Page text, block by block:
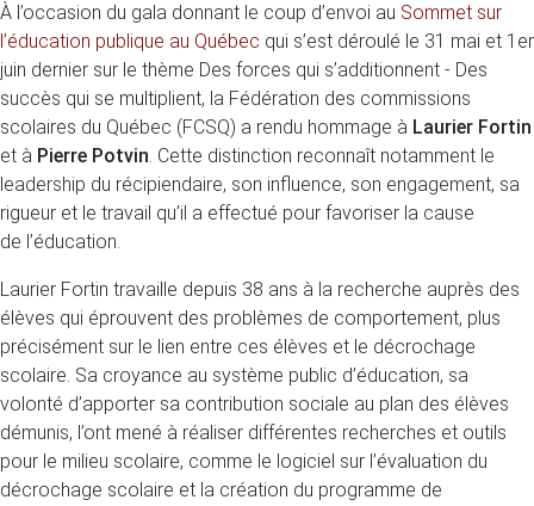
À l’occasion du gala donnant le coup d’envoi au Sommet sur
l’éducation publique au Québec qui s’est déroulé le 31 mai et 1er
juin dernier sur le thème Des forces qui s’additionnent - Des
succès qui se multiplient, la Fédération des commissions
scolaires du Québec (FCSQ) a rendu hommage à Laurier Fortin
et à Pierre Potvin. Cette distinction reconnaît notamment le
leadership du récipiendaire, son influence, son engagement, sa
rigueur et le travail qu’il a effectué pour favoriser la cause
de l’éducation.
Laurier Fortin travaille depuis 38 ans à la recherche auprès des
élèves qui éprouvent des problèmes de comportement, plus
précisément sur le lien entre ces élèves et le décrochage
scolaire. Sa croyance au système public d’éducation, sa
volonté d’apporter sa contribution sociale au plan des élèves
démunis, l’ont mené à réaliser différentes recherches et outils
pour le milieu scolaire, comme le logiciel sur l’évaluation du
décrochage scolaire et la création du programme de